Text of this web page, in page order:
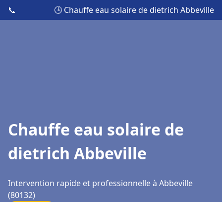
📞 🕒 Chauffe eau solaire de dietrich Abbeville
Chauffe eau solaire de
dietrich Abbeville
Intervention rapide et professionnelle à Abbeville
(80132)